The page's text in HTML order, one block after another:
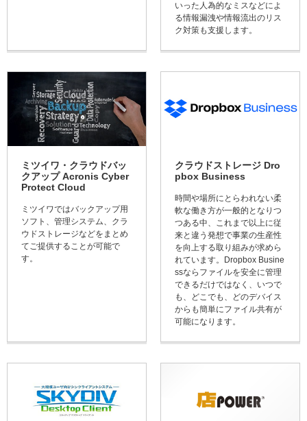
いった人為的なミスなどによ
る情報漏洩や情報流出のリス
ク対策も支援します。
ミツイワ・クラウドバッ
クアップ Acronis Cyber
Protect Cloud
ミツイワではバックアップ用
ソフト、管理システム、クラ
ウドストレージなどをまとめ
てご提供することが可能で
す。
クラウドストレージ Dro
pbox Business
時間や場所にとらわれない柔
軟な働き方が一般的となりつ
つある中、これまで以上に従
来と違う発想で事業の生産性
を向上する取り組みが求めら
れています。Dropbox Busine
ssならファイルを安全に管理
できるだけではなく、いつで
も、どこでも、どのデバイス
からも簡単にファイル共有が
可能になります。